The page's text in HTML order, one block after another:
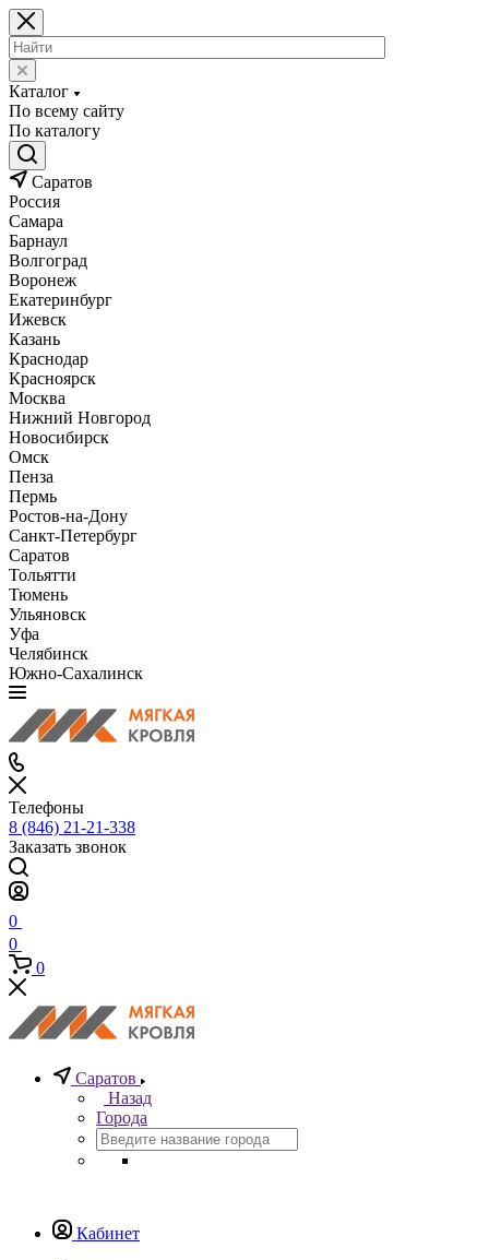
Каталог
По всему сайту
По каталогу
Саратов
Россия
Самара
Барнаул
Волгоград
Воронеж
Екатеринбург
Ижевск
Казань
Краснодар
Красноярск
Москва
Нижний Новгород
Новосибирск
Омск
Пенза
Пермь
Ростов-на-Дону
Санкт-Петербург
Саратов
Тольятти
Тюмень
Ульяновск
Уфа
Челябинск
Южно-Сахалинск
Телефоны
8 (846) 21-21-338
Заказать звонок
0
0
0
Саратов
Назад
Города
Кабинет